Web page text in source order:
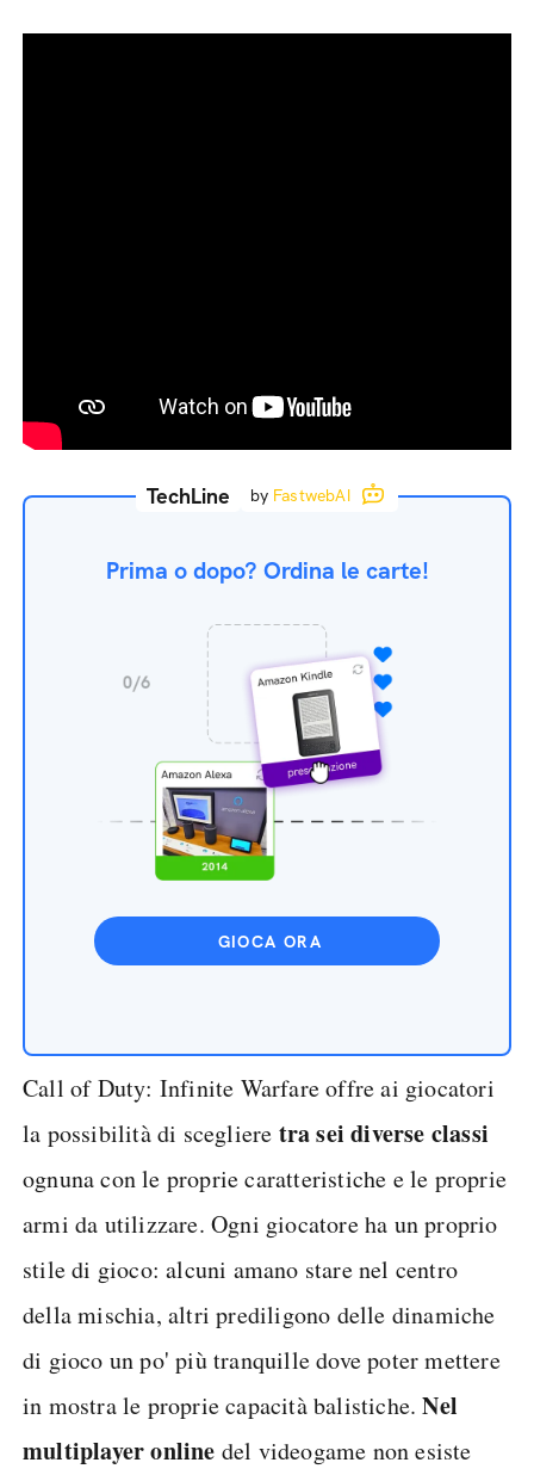
TechLine by FastwebAI
Prima o dopo? Ordina le carte!
GIOCA ORA
Call of Duty: Infinite Warfare offre ai giocatori
la possibilità di scegliere tra sei diverse classi
ognuna con le proprie caratteristiche e le proprie
armi da utilizzare. Ogni giocatore ha un proprio
stile di gioco: alcuni amano stare nel centro
della mischia, altri prediligono delle dinamiche
di gioco un po' più tranquille dove poter mettere
in mostra le proprie capacità balistiche.Nel
multiplayer online del videogame non esiste